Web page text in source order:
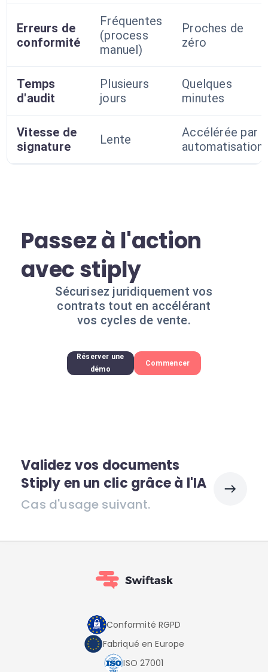
Erreurs de
conformité
Fréquentes
(process
manuel)
Proches de
zéro
Temps
d'audit
Plusieurs
jours
Quelques
minutes
Vitesse de
signature
Lente
Accélérée par
automatisation
Passez à l'action
avec stiply
Sécurisez juridiquement vos
contrats tout en accélérant
vos cycles de vente.
Réserver une
démo
Commencer
Validez vos documents
Stiply en un clic grâce à l'IA
Cas d'usage suivant.
Conformité RGPD
Fabriqué en Europe
ISO 27001